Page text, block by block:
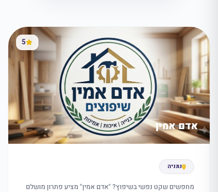
מהמחפשיםהיום?
5
אדם אמין
נתניה
מחפשים שקט נפשי בשיפוץ? "אדם אמין" מציע פתרון מושלם